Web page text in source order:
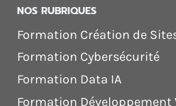
NOS RUBRIQUES
Formation Création de
Formation Cybersécurité
Formation Data IA
Formation Développement